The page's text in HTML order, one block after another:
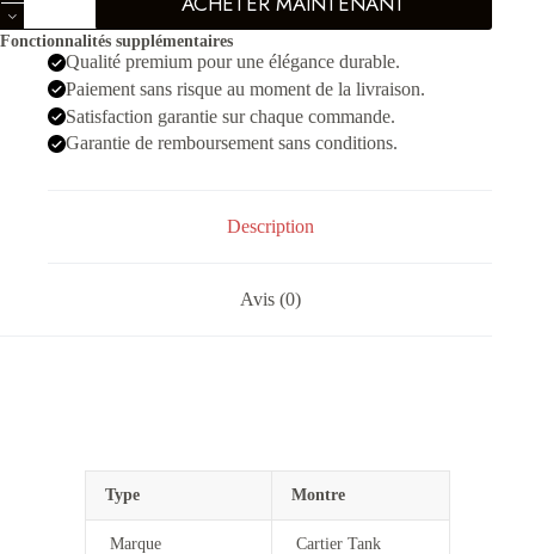
de
Cartier
Tank
Femmes
Fonctionnalités supplémentaires
Qualité premium pour une élégance durable.
Paiement sans risque au moment de la livraison.
Satisfaction garantie sur chaque commande.
Garantie de remboursement sans conditions.
Description
Avis (0)
Type Montre
Marque Cartier Tank